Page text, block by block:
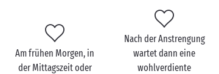
Bootes und stechen Sie in See! Ob Segel- oder
Motorboot, Ihr schwimmender Untersatz vermittelt
Ihnen ein Gefühl von absoluter Freiheit. Großes
Seebären-Ehrenwort!
Am frühen Morgen, in
der Mittagszeit oder
Nach der Anstrengung
wartet dann eine
wohlverdiente